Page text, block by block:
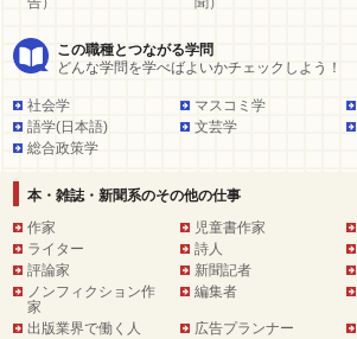
この職種とつながる学問
どんな学問を学べばよいかチェックしよう！
社会学 マスコミ学
語学(日本語)
文芸学
総合政策学
本・雑誌・新聞系のその他の仕事
作家
児童書作家
ライター
詩人
評論家
新聞記者
ノンフィクション作
家
編集者
出版業界で働く人 広告プランナー